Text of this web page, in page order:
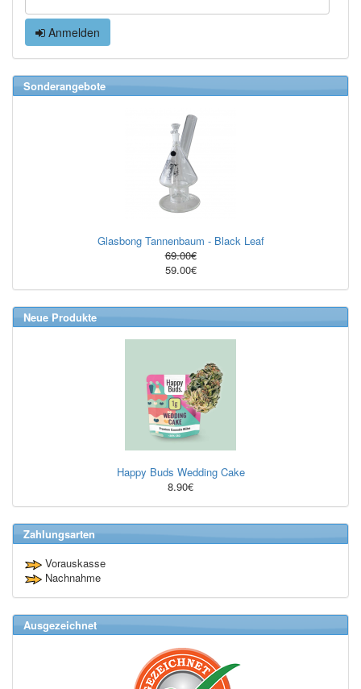
Anmelden
Sonderangebote
Glasbong Tannenbaum - Black Leaf
69.00€
59.00€
Neue Produkte
Happy Buds Wedding Cake
8.90€
Zahlungsarten
Vorauskasse
Nachnahme
Ausgezeichnet